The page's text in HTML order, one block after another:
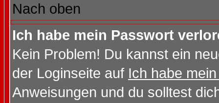
Nach oben
Ich habe mein Passwort
Kein Problem! Du kannst ein
der Loginseite auf Ich habe
Anweisungen und du solltest